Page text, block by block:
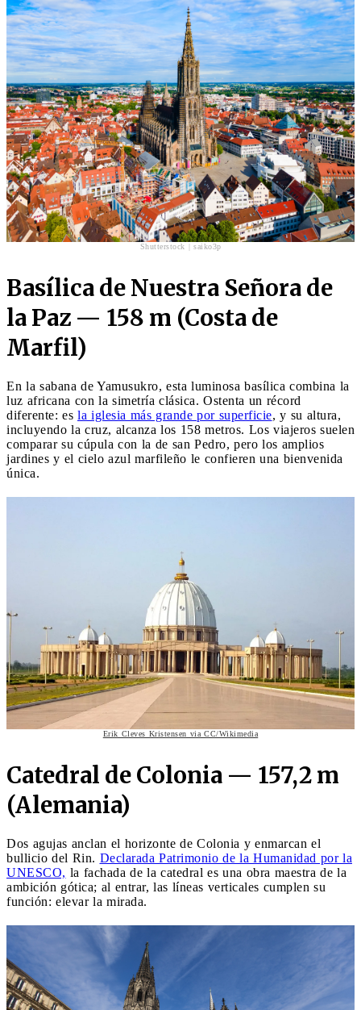
Shutterstock | saiko3p
Basílica de Nuestra Señora de
la Paz — 158 m (Costa de
Marfil)
En la sabana de Yamusukro, esta luminosa basílica combina la
luz africana con la simetría clásica. Ostenta un récord
diferente: es la iglesia más grande por superficie, y su altura,
incluyendo la cruz, alcanza los 158 metros. Los viajeros suelen
comparar su cúpula con la de san Pedro, pero los amplios
jardines y el cielo azul marfileño le confieren una bienvenida
única.
Erik Cleves Kristensen via CC/Wikimedia
Catedral de Colonia — 157,2 m
(Alemania)
Dos agujas anclan el horizonte de Colonia y enmarcan el
bullicio del Rin. Declarada Patrimonio de la Humanidad por la
UNESCO, la fachada de la catedral es una obra maestra de la
ambición gótica; al entrar, las líneas verticales cumplen su
función: elevar la mirada.